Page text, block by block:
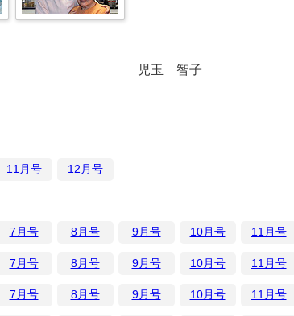
児玉 智子
11月号 12月号
7月号 8月号 9月号 10月号 11月号
7月号 8月号 9月号 10月号 11月号
7月号 8月号 9月号 10月号 11月号